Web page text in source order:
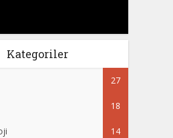
Kategoriler
27
18
14